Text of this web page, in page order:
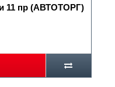
11 пр (АВТОТОРГ)